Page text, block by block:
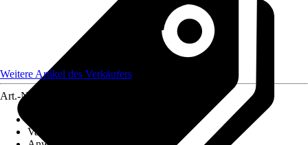
Weitere Artikel des Verkäufers
Art.-Nr.
Variante